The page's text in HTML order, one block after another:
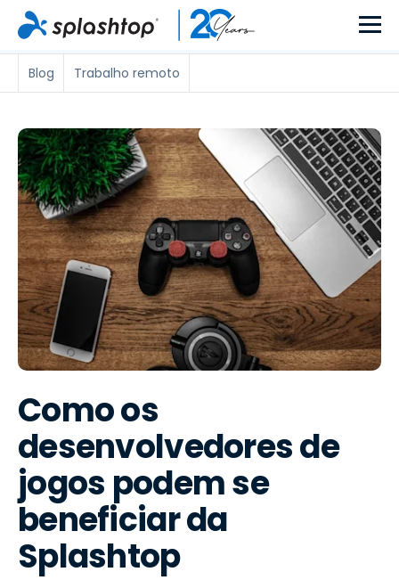
Blog Trabalho remoto
Como os
desenvolvedores de
jogos podem se
beneficiar da
Splashtop